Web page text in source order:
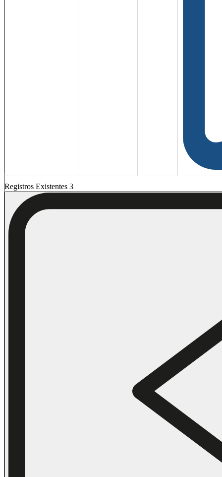
Registros Existentes 3